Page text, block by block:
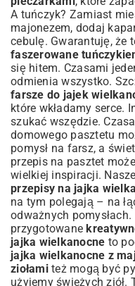
A tuńczyk? Zamiast
majonezem, dodaj
cebulę. Gwarantuję, że
faszerowane
się hitem. Czasami
odmienia wszystko.
farsze do jajek
które wkładamy serce.
szukać wszędzie.
domowego pasztetu
pomysł na farsz, a
przepis na pasztet
wielkiej inspiracji. Nasze
przepisy na jajka
na tym polegają – na
odważnych pomysłach.
przygotowane
jajka wielkanocne to
jajka wielkanocne z
ziołamiteż mogą być
użyjemy świeżych ziół.